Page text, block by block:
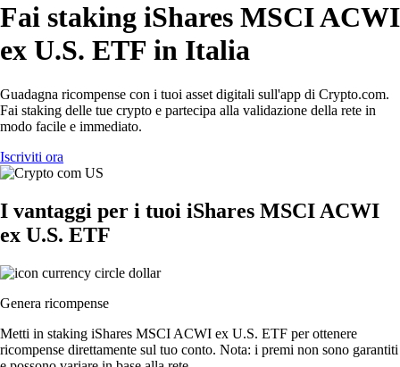
Fai staking iShares MSCI ACWI
ex U.S. ETF in Italia
Guadagna ricompense con i tuoi asset digitali sull'app di Crypto.com.
Fai staking delle tue crypto e partecipa alla validazione della rete in
modo facile e immediato.
Iscriviti ora
I vantaggi per i tuoi iShares MSCI ACWI
ex U.S. ETF
Genera ricompense
Metti in staking iShares MSCI ACWI ex U.S. ETF per ottenere
ricompense direttamente sul tuo conto. Nota: i premi non sono garantiti